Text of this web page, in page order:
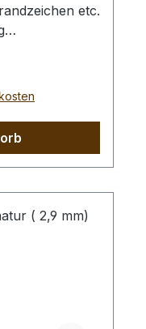
etc.
ein
ist
4).